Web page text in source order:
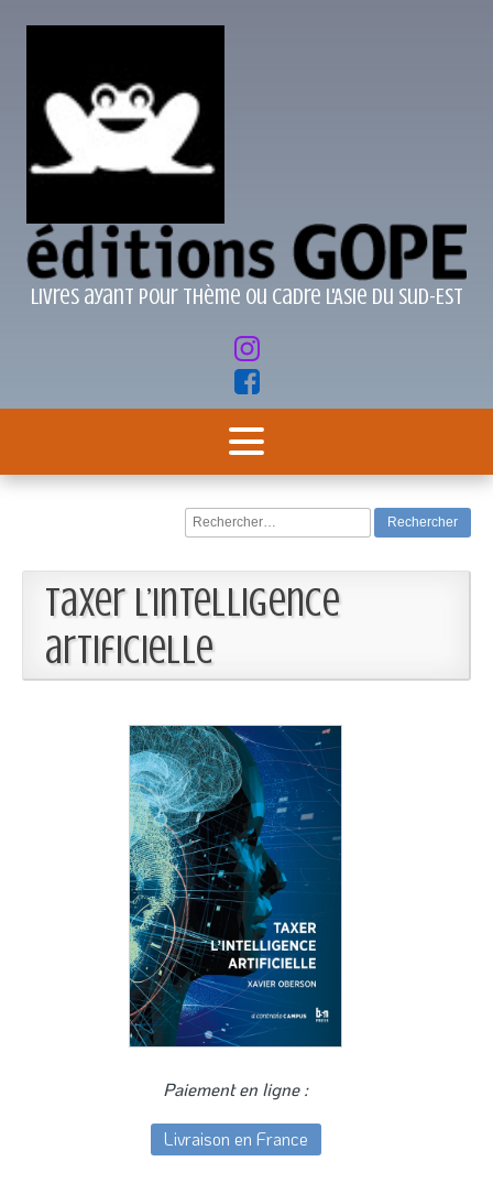
Livres ayant pour thème ou cadre l'Asie du Sud-Est
Rechercher :
Taxer l’intelligence
artificielle
Paiement en ligne :
Livraison en France